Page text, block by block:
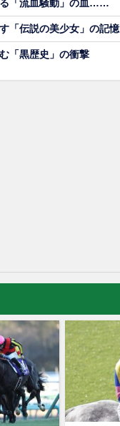
「流血騒動」の血……
「伝説の美少女」の記憶
「黒歴史」の衝撃